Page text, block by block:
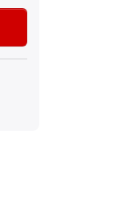
380 Kryptongrün